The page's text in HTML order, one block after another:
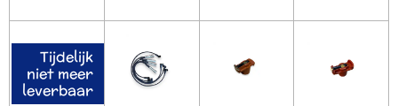
Tijdelijk
niet meer
leverbaar